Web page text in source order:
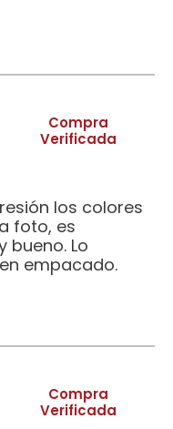
Compra
Verificada
los colores
foto, es
bueno. Lo
empacado.
Compra
Verificada